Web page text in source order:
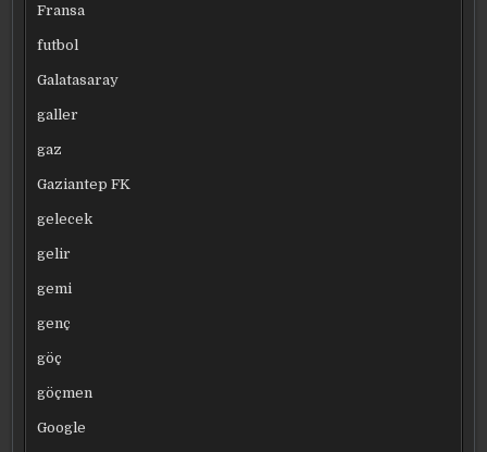
Fransa
futbol
Galatasaray
galler
gaz
Gaziantep FK
gelecek
gelir
gemi
genç
göç
göçmen
Google